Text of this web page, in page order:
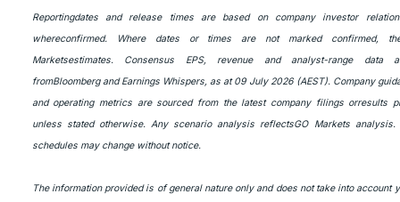
Reportingdates and release times are based on company investor
whereconfirmed. Where dates or times are not marked confirmed,
Marketsestimates. Consensus EPS, revenue and analyst-range data
fromBloomberg and Earnings Whispers, as at 09 July 2026 (AEST). Company
and operating metrics are sourced from the latest company filings orresults
unless stated otherwise. Any scenario analysis reflectsGO Markets analysis.
schedules may change without notice.
The information provided is of general nature only and does not take into account